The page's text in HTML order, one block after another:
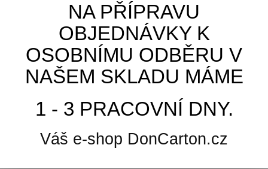
NA PŘÍPRAVU
OBJEDNÁVKY K
OSOBNÍMU ODBĚRU V
NAŠEM SKLADU MÁME
1 - 3 PRACOVNÍ DNY.
Váš e-shop DonCarton.cz